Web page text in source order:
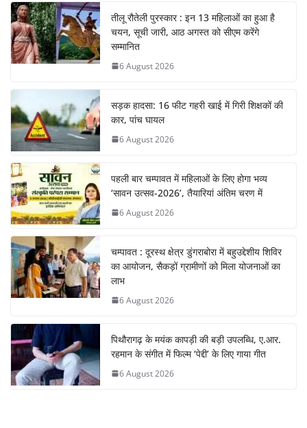
तीलू रौतेली पुरस्कार : इन 13 महिलाओं का हुआ है
चयन, सूची जारी, आठ अगस्त को सीएम करेंगे
सम्मानित
6 August 2026
सड़क हादसा: 16 फीट गहरी खाई में गिरी शिक्षकों की
कार, पांच घायल
6 August 2026
पहली बार चम्पावत में महिलाओं के लिए होगा भव्य
‘सावन उत्सव-2026’, तैयारियां अंतिम चरण में
6 August 2026
चम्पावत : दूरस्थ क्षेत्र डुंगराबोरा में बहुउद्देशीय शिविर
का आयोजन, सैकड़ों ग्रामीणों को मिला योजनाओं का
लाभ
6 August 2026
पिथौरागढ़ के मयंक कापड़ी की बड़ी उपलब्धि, ए.आर.
रहमान के संगीत में फिल्म ‘पेद्दी’ के लिए गाया गीत
6 August 2026